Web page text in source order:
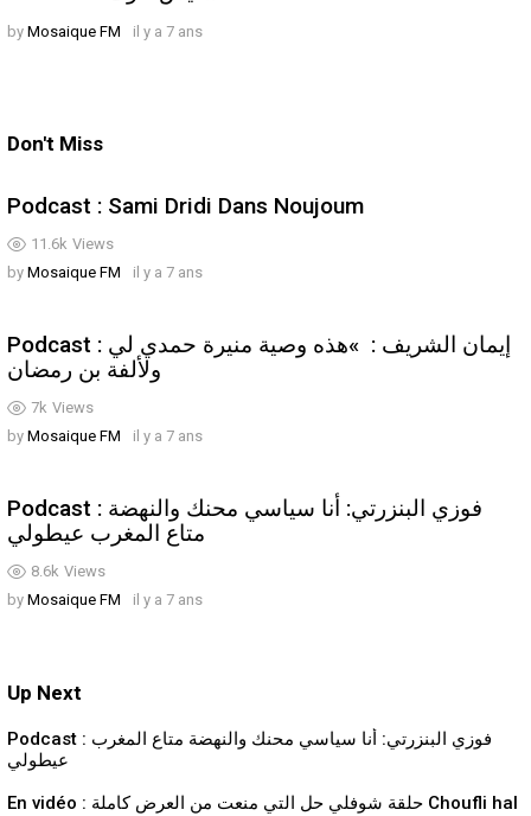
by Mosaique FM il y a 7 ans
Don't Miss
11.6k Views
Podcast : Sami Dridi Dans Noujoum
by Mosaique FM il y a 7 ans
7k Views
Podcast : إيمان الشريف : »هذه وصية منيرة حمدي لي
ولألفة بن رمضان
by Mosaique FM il y a 7 ans
8.6k Views
Podcast : فوزي البنزرتي: أنا سياسي محنك والنهضة
متاع المغرب عيطولي
by Mosaique FM il y a 7 ans
Up Next
Podcast : فوزي البنزرتي: أنا سياسي محنك والنهضة متاع المغرب
عيطولي
En vidéo : حلقة شوفلي حل التي منعت من العرض كاملة Choufli hal